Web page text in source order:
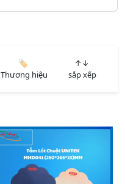
🏷️
Thương hiệu
↑↓
sắp xếp